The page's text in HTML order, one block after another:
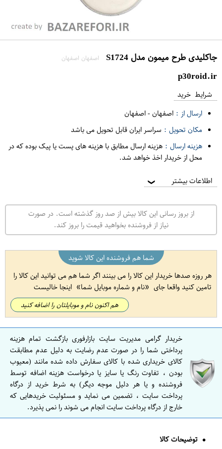
جاکلیدی طرح میمون مدل S1724 اصفهان اصفهان
p30roid.ir
شرایط خرید
ارسال از : اصفهان-اصفهان
مکان تحویل : سراسر ایران قابل تحویل می باشد
هزینه ارسال : هزینه ارسال مطابق با هزینه های پست یا پیک بوده که در
محل از خریدار اخذ خواهد شد.
اطلاعات بیشتر ❯
از بروز رسانی این کالا بیش از صد روز گذشته است. در صورت
نیاز از فروشنده بخواهید قیمت را بروز کند.
شما هم فروشنده این کالا شوید
هر روزه صدها خریدار این کالا را می بینند اگر شما هم می توانید این کالا را
تامین کنید واقعا جای
نام و شماره موبایل شما اینجا خالیست
هم اکنون نام و موبایلتان را اضافه کنید
خریدار گرامی مدیریت سایت بازارفوری بازگشت تمام هزینه
پرداختی شما را در صورت عدم رضایت به دلیل عدم مطابقت
کالای خریداری شده با کالای سفارش داده شده مانند (معیوب
بودن ، تفاوت رنگ یا سایز یا درخواست هزینه اضافه توسط
فروشنده و یا هر دلیل موجه دیگر) به شرط خرید از درگاه
پرداخت سایت ، تضمین می نماید و مسئولیت خریدهایی که
خارج از درگاه پرداخت سایت انجام می شوند را نمی پذیرد.
توضیحات کالا